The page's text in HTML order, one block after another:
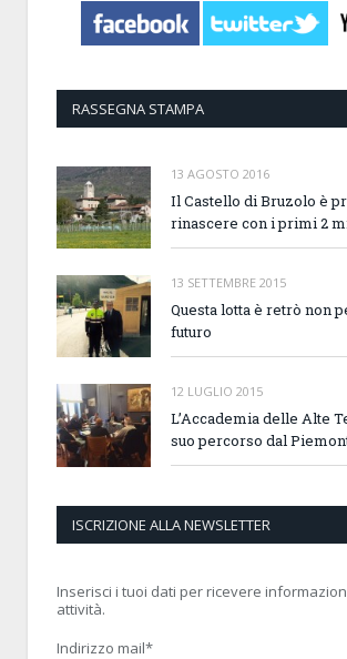
RASSEGNA STAMPA
13 AGOSTO 2016
Il Castello di Bruzolo è
rinascere con i primi 2
13 SETTEMBRE 2015
Questa lotta è retrò non
futuro
12 LUGLIO 2015
L’Accademia delle Alte
suo percorso dal
ISCRIZIONE ALLA NEWSLETTER
Inserisci i tuoi dati per ricevere
attività.
Indirizzo mail*